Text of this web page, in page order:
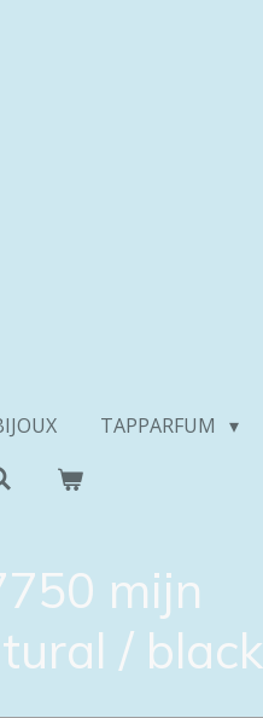
TAPPARFUM
mijn
/ black